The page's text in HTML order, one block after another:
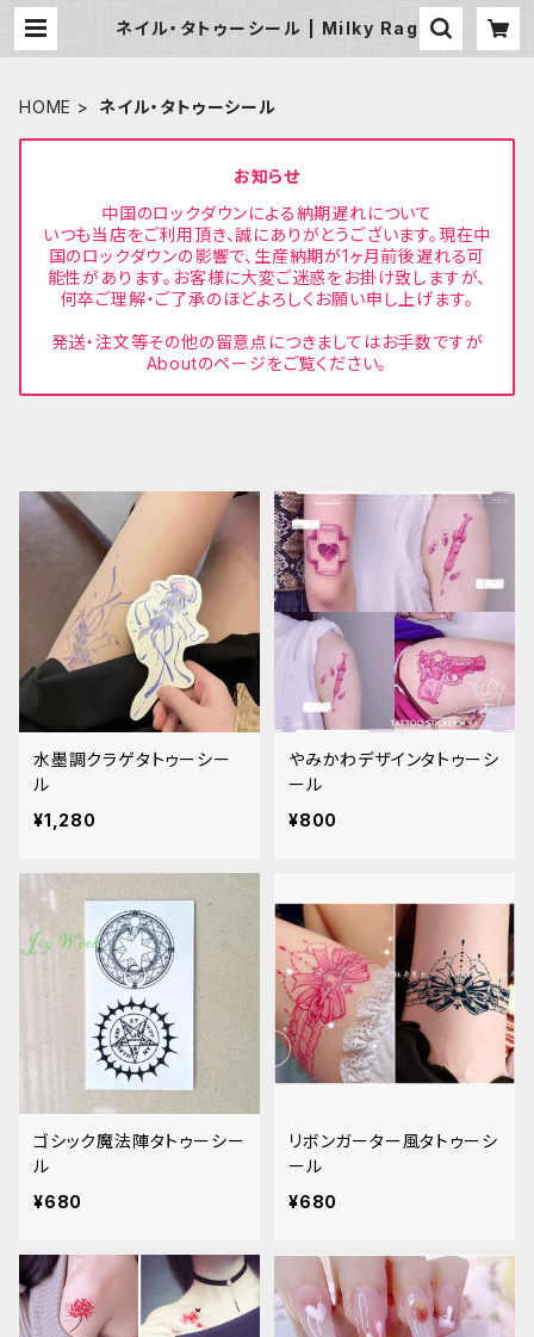
ネイル・タトゥーシール | Milky Rag
HOME ネイル・タトゥーシール
お知らせ
中国のロックダウンによる納期遅れについて
いつも当店をご利用頂き、誠にありがとうございます。現在中
国のロックダウンの影響で、生産納期が1ヶ月前後遅れる可
能性があります。お客様に大変ご迷惑をお掛け致しますが、
何卒ご理解・ご了承のほどよろしくお願い申し上げます。
発送・注文等その他の留意点につきましてはお手数ですが
Aboutのページをご覧ください。
水墨調クラゲタトゥーシー
ル
¥1,280
やみかわデザインタトゥーシ
ール
¥800
ゴシック魔法陣タトゥーシー
ル
¥680
リボンガーター風タトゥーシ
ール
¥680